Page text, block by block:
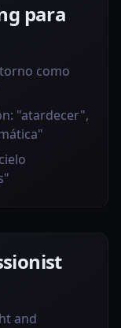
para
como
"atardecer",
and